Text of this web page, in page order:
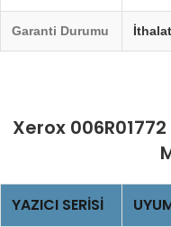
Garanti Durumu
Xerox
YAZICI SERISI